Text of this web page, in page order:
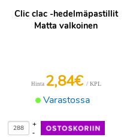
Clic clac -hedelmäpastillit
Matta valkoinen
Varastossa
Hinta 2,84€ / KPL
-
+